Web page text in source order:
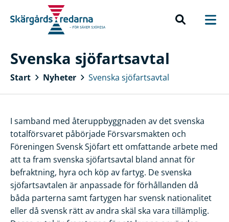
Svenska sjöfartsavtal
Start Nyheter Svenska sjöfartsavtal
I samband med återuppbyggnaden av det svenska
totalförsvaret påbörjade Försvarsmakten och
Föreningen Svensk Sjöfart ett omfattande arbete med
att ta fram svenska sjöfartsavtal bland annat för
befraktning, hyra och köp av fartyg. De svenska
sjöfartsavtalen är anpassade för förhållanden då
båda parterna samt fartygen har svensk nationalitet
eller då svensk rätt av andra skäl ska vara tillämplig.